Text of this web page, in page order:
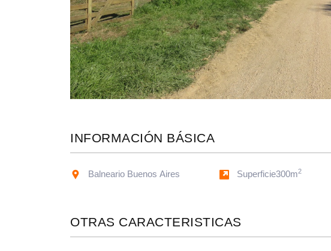
INFORMACIÓN BÁSICA
Balneario Buenos Aires Superficie300m2
OTRAS CARACTERISTICAS